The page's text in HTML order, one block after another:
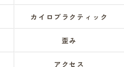
カイロプラクティック
歪み
アクセス